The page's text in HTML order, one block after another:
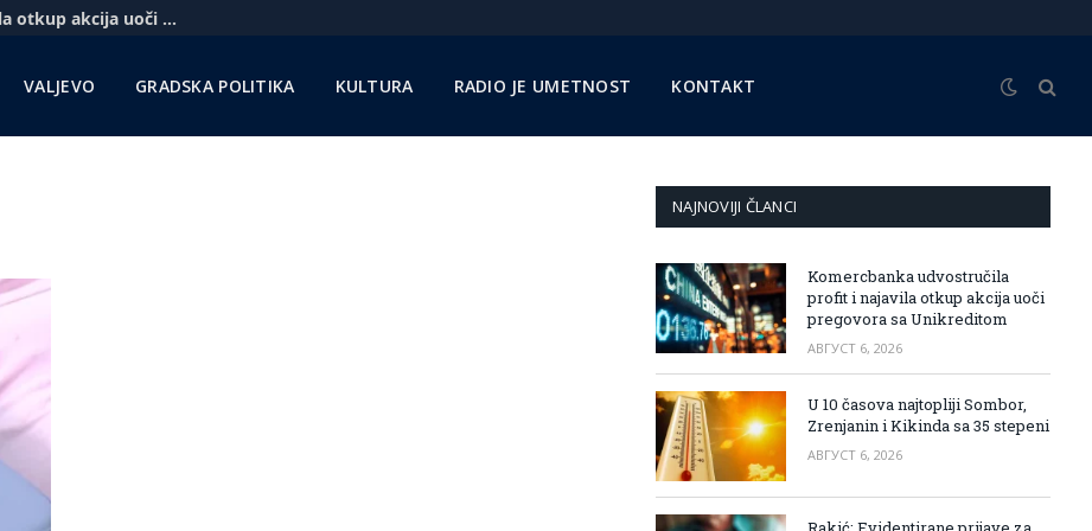
Komercbanka udvostručila profit i najavila otkup akcija uoči pregovora sa Unikreditom
VALJEVO GRADSKA POLITIKA KULTURA RADIO JE UMETNOST KONTAKT
NAJNOVIJI ČLANCI
Komercbanka udvostručila
profit i najavila otkup akcija uoči
pregovora sa Unikreditom
АВГУСТ 6, 2026
U 10 časova najtopliji Sombor,
Zrenjanin i Kikinda sa 35 stepeni
АВГУСТ 6, 2026